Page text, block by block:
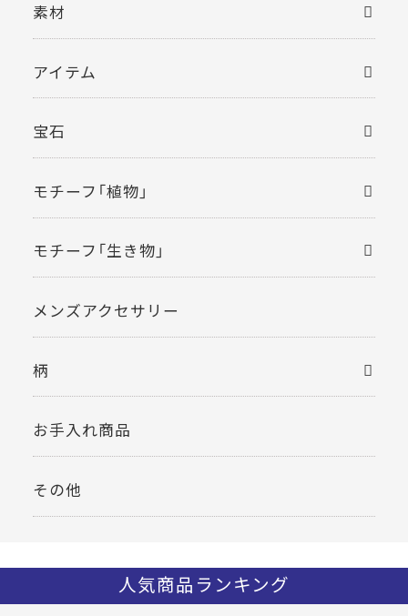
素材
アイテム
宝石
モチーフ「植物」
モチーフ「生き物」
メンズアクセサリー
柄
お手入れ商品
その他
人気商品ランキング